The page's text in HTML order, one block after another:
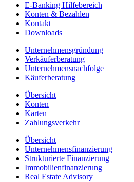
E-Banking Hilfebereich
Konten & Bezahlen
Kontakt
Downloads
Unternehmensgründung
Verkäuferberatung
Unternehmensnachfolge
Käuferberatung
Übersicht
Konten
Karten
Zahlungsverkehr
Übersicht
Unternehmensfinanzierung
Strukturierte Finanzierung
Immobilienfinanzierung
Real Estate Advisory